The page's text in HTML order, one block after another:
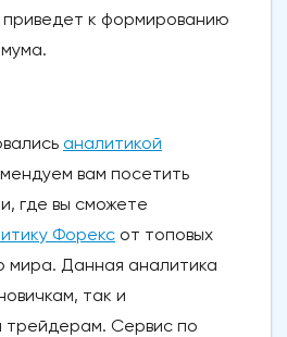
к формированию
аналитикой
вам посетить
где вы сможете
Форекс от топовых
мира. Данная аналитика
так и
Сервис по